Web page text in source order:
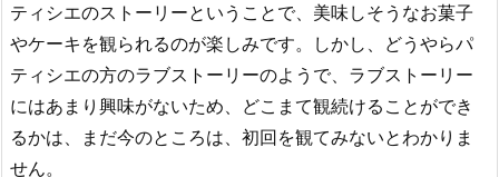
ティシエのストーリーということで、美味しそうなお菓子
やケーキを観られるのが楽しみです。しかし、どうやらパ
ティシエの方のラブストーリーのようで、ラブストーリー
にはあまり興味がないため、どこまて観続けることができ
るかは、まだ今のところは、初回を観てみないとわかりま
せん。